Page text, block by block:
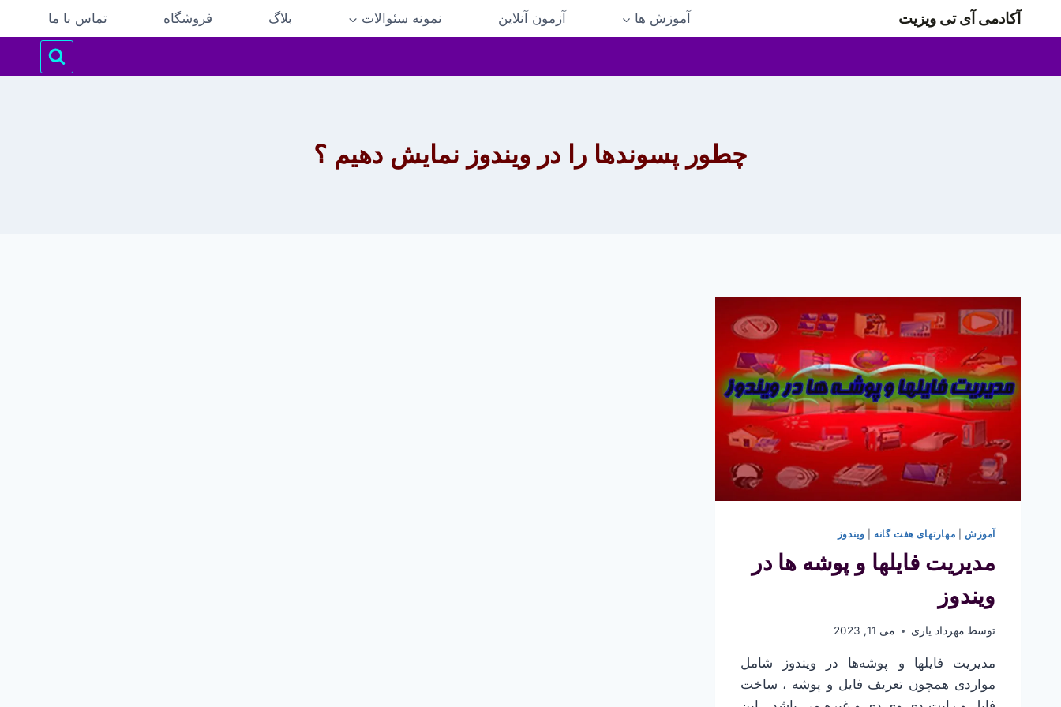
بازگشتآکادمی آی تی ویزیت آموزش ها آزمون آنلاین نمونه سئوالات بلاگ فروشگاه تماس با ما
چطور پسوندها را در ویندوز نمایش دهیم ؟
آموزش مهارتهای هفت گانه ویندوز
مدیریت فایلها و پوشه ها در
ویندوز
توسط مهرداد یاری می 11, 2023
مدیریت فایلها و پوشه‌ها در ویندوز شامل
مواردی همچون تعریف فایل و پوشه ، ساخت